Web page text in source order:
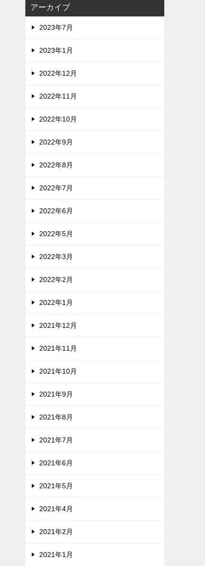
アーカイブ
2023年7月
2023年1月
2022年12月
2022年11月
2022年10月
2022年9月
2022年8月
2022年7月
2022年6月
2022年5月
2022年3月
2022年2月
2022年1月
2021年12月
2021年11月
2021年10月
2021年9月
2021年8月
2021年7月
2021年6月
2021年5月
2021年4月
2021年2月
2021年1月